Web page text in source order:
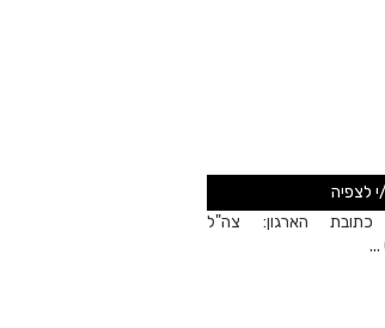
הארגון: צה"ל
לצפיה